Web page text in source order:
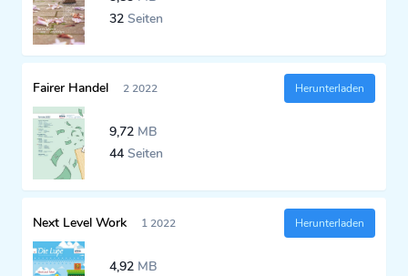
32 Seiten
Fairer Handel 2 2022
9,72 MB
44 Seiten
Herunterladen
Next Level Work 1 2022
4,92 MB
Herunterladen